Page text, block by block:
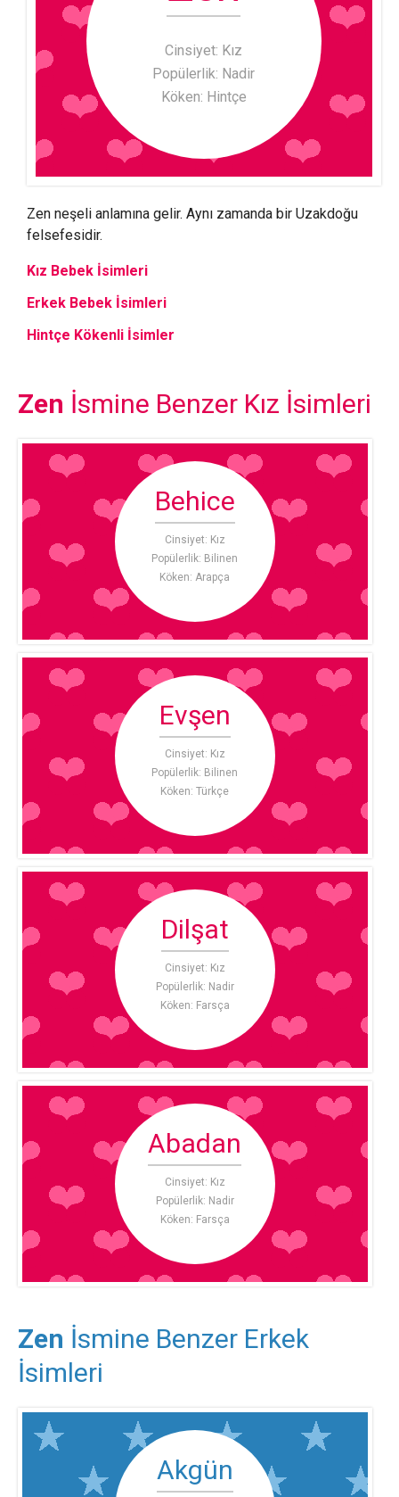
Cinsiyet: Kız
Popülerlik: Nadir
Köken: Hintçe
Zen neşeli anlamına gelir. Aynı zamanda bir Uzakdoğu
felsefesidir.
Kız Bebek İsimleri
Erkek Bebek İsimleri
Hintçe Kökenli İsimler
Zen İsmine Benzer Kız İsimleri
Behice
Cinsiyet: Kız
Popülerlik: Bilinen
Köken: Arapça
Evşen
Cinsiyet: Kız
Popülerlik: Bilinen
Köken: Türkçe
Dilşat
Cinsiyet: Kız
Popülerlik: Nadir
Köken: Farsça
Abadan
Cinsiyet: Kız
Popülerlik: Nadir
Köken: Farsça
Zen İsmine Benzer Erkek
İsimleri
Akgün